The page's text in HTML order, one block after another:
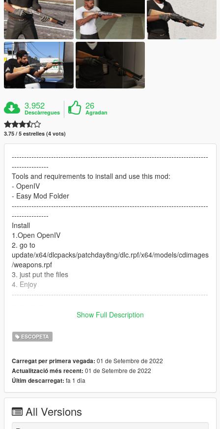
3.952
Descàrregues
26
Agradan
3.75 / 5 estrelles (4 vots)
--------------------------------------------------------------------------------
---------------
Tools and requirements to install and use this mod:
- OpenIV
- Easy Mod Folder
--------------------------------------------------------------------------------
---------------
Install
1.Open OpenIV
2. go to
update/x64/dlcpacks/patchday8ng/dlc.rpf/x64/models/cdimages
/weapons.rpf
3. just put the files
4. Enjoy
--------------------------------------------------------------------------------
Let me know what do you think about it in the comments.
Feel free to edit the files just make sure to give me the credits if
you post on the site.
Show Full Description
ESCOPETA
Carregat per primera vegada: 01 de Setembre de 2022
Actualització més recent: 01 de Setembre de 2022
Últim descarregat: fa 1 dia
All Versions